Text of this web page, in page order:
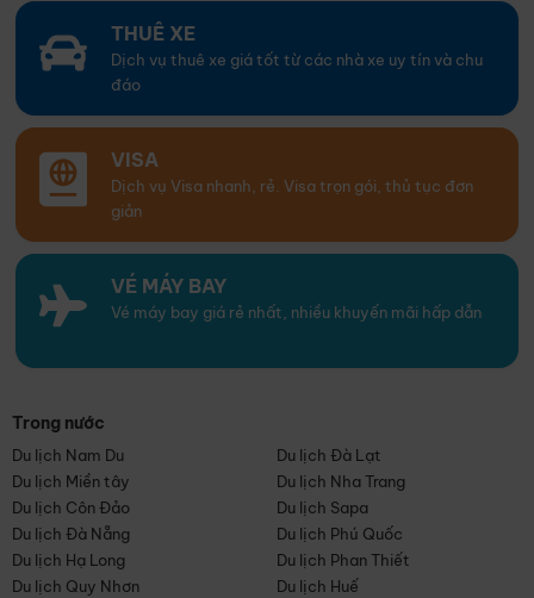
THUÊ XE
Dịch vụ thuê xe giá tốt từ các nhà xe uy tín và chu
đáo
VISA
Dịch vụ Visa nhanh, rẻ. Visa trọn gói, thủ tục đơn
giản
VÉ MÁY BAY
Vé máy bay giá rẻ nhất, nhiều khuyến mãi hấp dẫn
Trong nước
Du lịch Nam Du
Du lịch Đà Lạt
Du lịch Miền tây
Du lịch Nha Trang
Du lịch Côn Đảo
Du lịch Sapa
Du lịch Đà Nẵng
Du lịch Phú Quốc
Du lịch Hạ Long
Du lịch Phan Thiết
Du lịch Quy Nhơn
Du lịch Huế